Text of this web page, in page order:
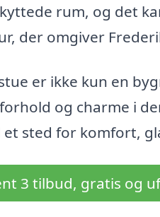
rum, og det
der omgiver
er ikke kun en
og charme i
et sted for komfort,
3 tilbud, gratis og